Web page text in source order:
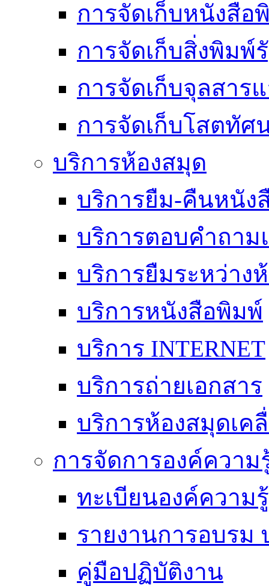
การจัดเก็บหนังสือ
การจัดเก็บสิ่งพิมพ์
การจัดเก็บจุลสาร
การจัดเก็บโสตทัศ
บริการห้องสมุด
บริการยืม-คืนหนัง
บริการตอบคำถา
บริการยืมระหว่าง
บริการหนังสือพิมพ์
บริการ INTERNET
บริการถ่ายเอกสาร
บริการห้องสมุดเค
การจัดการองค์ความ
ทะเบียนองค์ความ
รายงานการอบรม
คู่มือปฏิบัติงาน